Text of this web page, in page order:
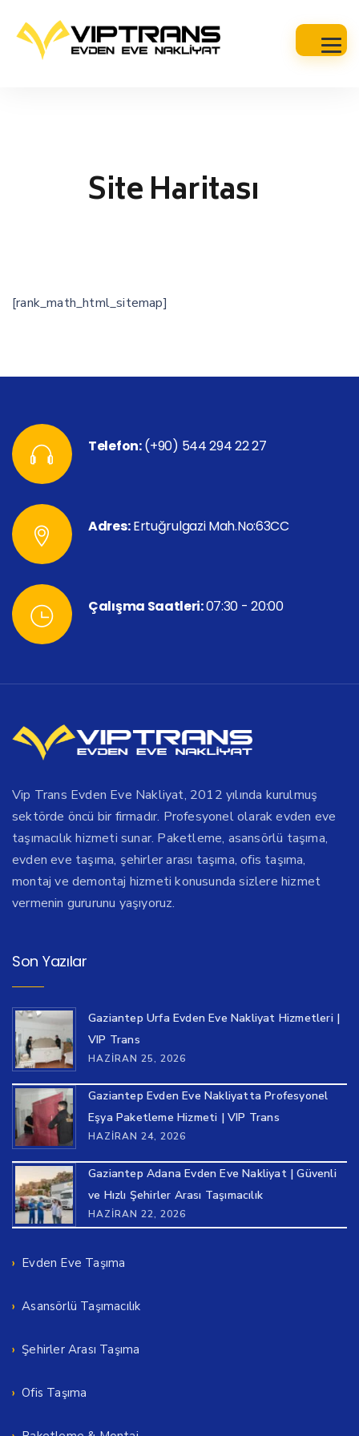
Site Haritası
[rank_math_html_sitemap]
Telefon:(+90) 544 294 22 27
Adres:Ertuğrulgazi Mah.No:63CC
Çalışma Saatleri:07:30 - 20:00
Vip Trans Evden Eve Nakliyat, 2012 yılında kurulmuş
sektörde öncü bir firmadır. Profesyonel olarak evden eve
taşımacılık hizmeti sunar. Paketleme, asansörlü taşıma,
evden eve taşıma, şehirler arası taşıma, ofis taşıma,
montaj ve demontaj hizmeti konusunda sizlere hizmet
vermenin gururunu yaşıyoruz.
Son Yazılar
Gaziantep Urfa Evden Eve Nakliyat Hizmetleri |
VIP Trans
HAZIRAN 25, 2026
Gaziantep Evden Eve Nakliyatta Profesyonel
Eşya Paketleme Hizmeti | VIP Trans
HAZIRAN 24, 2026
Gaziantep Adana Evden Eve Nakliyat | Güvenli
ve Hızlı Şehirler Arası Taşımacılık
HAZIRAN 22, 2026
Evden Eve Taşıma
Asansörlü Taşımacılık
Şehirler Arası Taşıma
Ofis Taşıma